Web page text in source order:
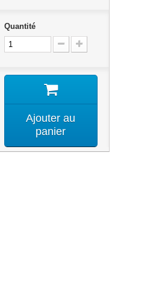
Quantité
Ajouter au
panier